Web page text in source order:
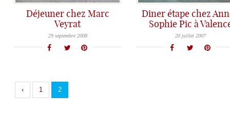
Déjeuner chez Marc
Veyrat
Un post aujourd'hui un peu inhabituel à double titre sur Assiettes Gourmandes: - tout d'abord car il s'agit d'un compte-rendu
29 septembre 2008
Diner étape chez
Sophie Pic à
Dans mon dernier post, vous avez vu que nous avions dernièrement fait une escale en Suisse, pour goûter la cuisine
20 juillet 2007
‹ 1 2